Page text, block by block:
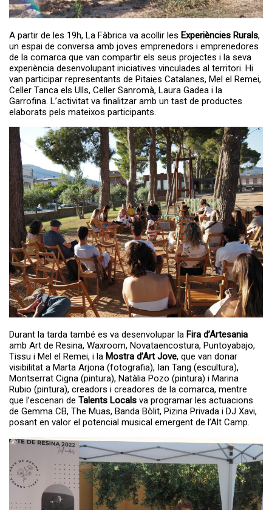
A partir de les 19h, La Fàbrica va acollir les Experiències Rurals,
un espai de conversa amb joves emprenedors i emprenedores
de la comarca que van compartir els seus projectes i la seva
experiència desenvolupant iniciatives vinculades al territori. Hi
van participar representants de Pitaies Catalanes, Mel el Remei,
Celler Tanca els Ulls, Celler Sanromà, Laura Gadea i la
Garrofina. L’activitat va finalitzar amb un tast de productes
elaborats pels mateixos participants.
Durant la tarda també es va desenvolupar la Fira d’Artesania
amb Art de Resina, Waxroom, Novataencostura, Puntoyabajo,
Tissu i Mel el Remei, i la Mostra d’Art Jove, que van donar
visibilitat a Marta Arjona (fotografia), Ian Tang (escultura),
Montserrat Cigna (pintura), Natàlia Pozo (pintura) i Marina
Rubio (pintura), creadors i creadores de la comarca, mentre
que l’escenari de Talents Locals va programar les actuacions
de Gemma CB, The Muas, Banda Bòlit, Pizina Privada i DJ Xavi,
posant en valor el potencial musical emergent de l’Alt Camp.